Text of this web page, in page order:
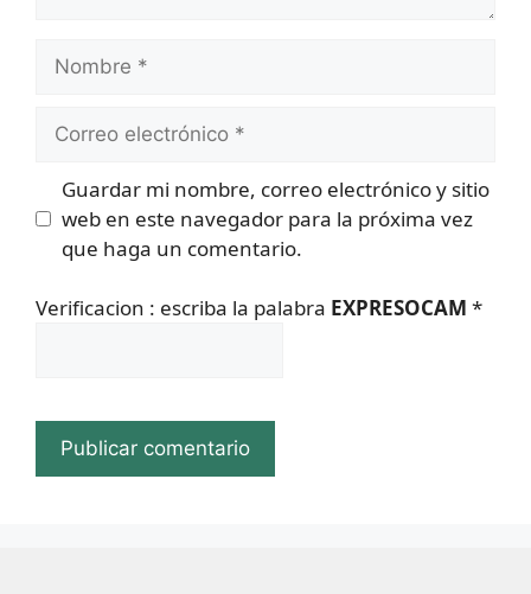
electrónico
Guardar mi nombre, correo electrónico y sitio
web en este navegador para la próxima vez
que haga un comentario.
Verificacion : escriba la palabra EXPRESOCAM *